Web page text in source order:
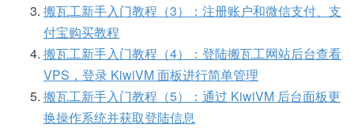
搬瓦工新手入门教程（3）：注册账户和微信支付、支
付宝购买教程
搬瓦工新手入门教程（4）：登陆搬瓦工网站后台查看
VPS，登录 KiwiVM 面板进行简单管理
搬瓦工新手入门教程（5）：通过 KiwiVM 后台面板更
换操作系统并获取登陆信息